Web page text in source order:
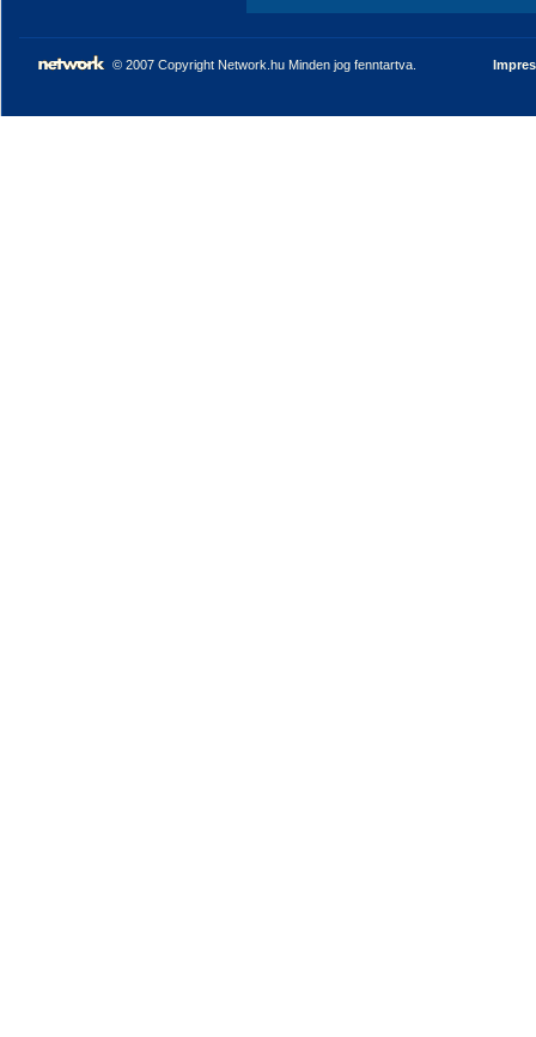
© 2007 Copyright Network.hu Minden jog fenntartva.